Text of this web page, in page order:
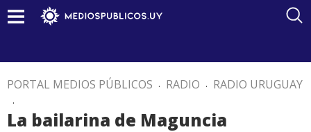
PORTAL MEDIOS PÚBLICOS . RADIO . RADIO URUGUAY
.
La bailarina de Maguncia